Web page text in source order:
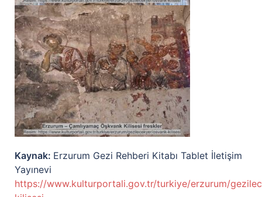
Kaynak: Erzurum Gezi Rehberi Kitabı Tablet İletişim
Yayınevi
https://www.kulturportali.gov.tr/turkiye/erzurum/